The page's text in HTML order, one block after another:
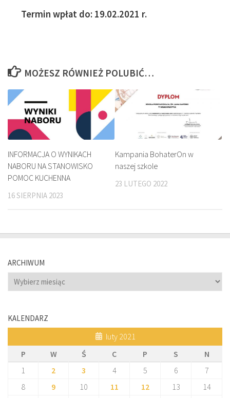
Termin wpłat do: 19.02.2021 r.
MOŻESZ RÓWNIEŻ POLUBIĆ…
INFORMACJA O WYNIKACH
NABORU NA STANOWISKO
POMOC KUCHENNA
16 SIERPNIA 2023
Kampania BohaterOn w
naszej szkole
23 LUTEGO 2022
ARCHIWUM
Archiwum
KALENDARZ
luty 2021
P
W Ś C P S
N
1
2 3 4 5 6
7
8
9 10 11 12 13 14